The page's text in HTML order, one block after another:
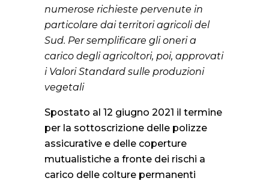
numerose richieste pervenute in
particolare dai territori agricoli del
Sud. Per semplificare gli oneri a
carico degli agricoltori, poi, approvati
i Valori Standard sulle produzioni
vegetali
Spostato al 12 giugno 2021 il termine
per la sottoscrizione delle polizze
assicurative e delle coperture
mutualistiche a fronte dei rischi a
carico delle colture permanenti